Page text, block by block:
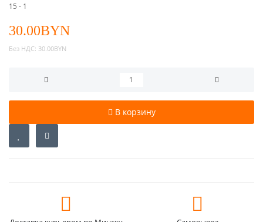
15 - 1
30.00BYN
Без НДС: 30.00BYN
В корзину